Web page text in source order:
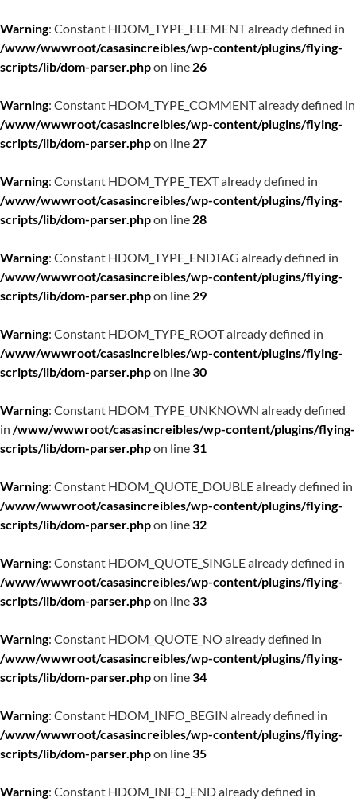
Warning: Constant HDOM_TYPE_ELEMENT already defined in
/www/wwwroot/casasincreibles/wp-content/plugins/flying-
scripts/lib/dom-parser.phpon line 26
Warning: Constant HDOM_TYPE_COMMENT already defined in
/www/wwwroot/casasincreibles/wp-content/plugins/flying-
scripts/lib/dom-parser.phpon line 27
Warning: Constant HDOM_TYPE_TEXT already defined in
/www/wwwroot/casasincreibles/wp-content/plugins/flying-
scripts/lib/dom-parser.phpon line 28
Warning: Constant HDOM_TYPE_ENDTAG already defined in
/www/wwwroot/casasincreibles/wp-content/plugins/flying-
scripts/lib/dom-parser.phpon line 29
Warning: Constant HDOM_TYPE_ROOT already defined in
/www/wwwroot/casasincreibles/wp-content/plugins/flying-
scripts/lib/dom-parser.phpon line30
Warning: Constant HDOM_TYPE_UNKNOWN already defined
in /www/wwwroot/casasincreibles/wp-content/plugins/flying-
scripts/lib/dom-parser.phpon line31
Warning: Constant HDOM_QUOTE_DOUBLE already defined in
/www/wwwroot/casasincreibles/wp-content/plugins/flying-
scripts/lib/dom-parser.phpon line32
Warning: Constant HDOM_QUOTE_SINGLE already defined in
/www/wwwroot/casasincreibles/wp-content/plugins/flying-
scripts/lib/dom-parser.phpon line33
Warning: Constant HDOM_QUOTE_NO already defined in
/www/wwwroot/casasincreibles/wp-content/plugins/flying-
scripts/lib/dom-parser.phpon line34
Warning: Constant HDOM_INFO_BEGIN already defined in
/www/wwwroot/casasincreibles/wp-content/plugins/flying-
scripts/lib/dom-parser.phpon line35
Warning: Constant HDOM_INFO_END already defined in